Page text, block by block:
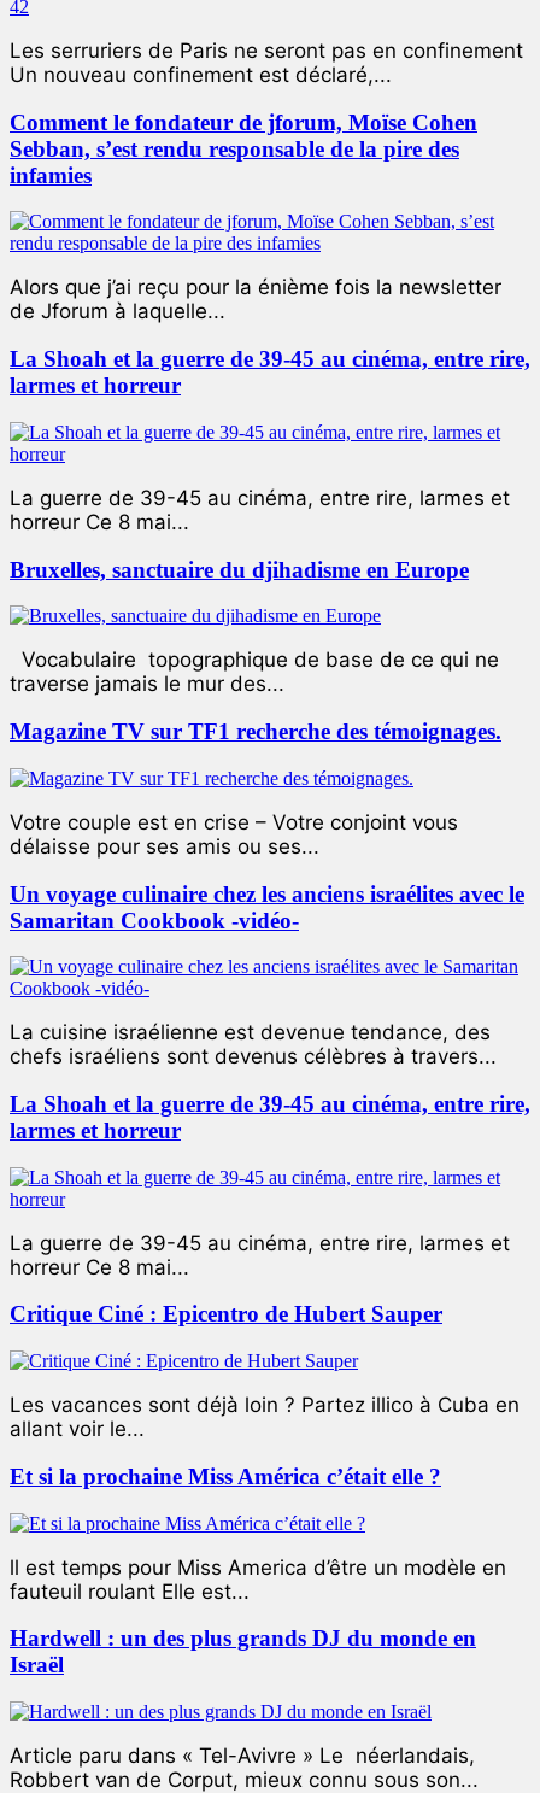
Les serruriers de Paris ne seront pas en confinement
Un nouveau confinement est déclaré,...
Comment le fondateur de jforum, Moïse Cohen
Sebban, s’est rendu responsable de la pire des
infamies
Alors que j’ai reçu pour la énième fois la newsletter
de Jforum à laquelle...
La Shoah et la guerre de 39-45 au cinéma, entre rire,
larmes et horreur
La guerre de 39-45 au cinéma, entre rire, larmes et
horreur Ce 8 mai...
Bruxelles, sanctuaire du djihadisme en Europe
Vocabulaire topographique de base de ce qui ne
traverse jamais le mur des...
Magazine TV sur TF1 recherche des témoignages.
Votre couple est en crise – Votre conjoint vous
délaisse pour ses amis ou ses...
Un voyage culinaire chez les anciens israélites avec le
Samaritan Cookbook -vidéo-
La cuisine israélienne est devenue tendance, des
chefs israéliens sont devenus célèbres à travers...
La Shoah et la guerre de 39-45 au cinéma, entre rire,
larmes et horreur
La guerre de 39-45 au cinéma, entre rire, larmes et
horreur Ce 8 mai...
Critique Ciné : Epicentro de Hubert Sauper
Les vacances sont déjà loin ? Partez illico à Cuba en
allant voir le...
Et si la prochaine Miss América c’était elle ?
ll est temps pour Miss America d’être un modèle en
fauteuil roulant Elle est...
Hardwell : un des plus grands DJ du monde en
Israël
Article paru dans « Tel-Avivre » Le néerlandais,
Robbert van de Corput, mieux connu sous son...